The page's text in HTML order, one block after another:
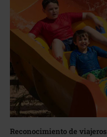
Reconocimiento de viajeros